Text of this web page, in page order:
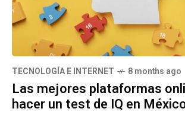
TECNOLOGÍA E INTERNET 8 months ago
Las mejores plataformas
hacer un test de IQ en